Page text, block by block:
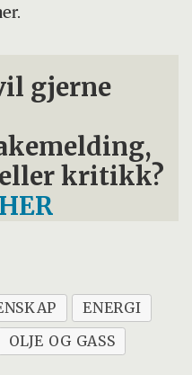
gjerne
kritikk?
ENERGI
OLJE OG GASS